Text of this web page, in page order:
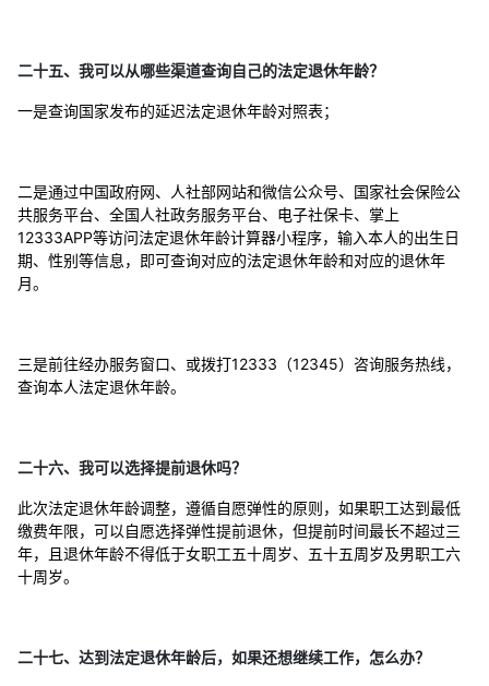
二十五、我可以从哪些渠道查询自己的法定退休年龄？
一是查询国家发布的延迟法定退休年龄对照表；
二是通过中国政府网、人社部网站和微信公众号、国家社会保险公
共服务平台、全国人社政务服务平台、电子社保卡、掌上
12333APP等访问法定退休年龄计算器小程序，输入本人的出生日
期、性别等信息，即可查询对应的法定退休年龄和对应的退休年
月。
三是前往经办服务窗口、或拨打12333（12345）咨询服务热线，
查询本人法定退休年龄。
二十六、我可以选择提前退休吗？
此次法定退休年龄调整，遵循自愿弹性的原则，如果职工达到最低
缴费年限，可以自愿选择弹性提前退休，但提前时间最长不超过三
年，且退休年龄不得低于女职工五十周岁、五十五周岁及男职工六
十周岁。
二十七、达到法定退休年龄后，如果还想继续工作，怎么办？